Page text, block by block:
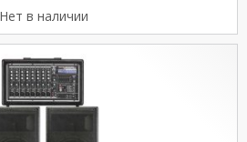
Нет в наличии